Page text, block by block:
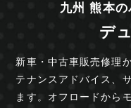
九州 熊本
デ
新車・中古車販売修理
テナンスアドバイス、
ます。オフロードから